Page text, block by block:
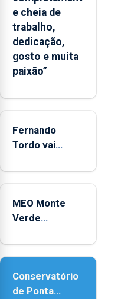
“decréscimo
significativo”
da
CPUE
entre
2022
e cheia de
trabalho,
dedicação,
gosto e muita
paixão”
Fernando
Tordo vai
anos de
Coliseu
Micaelense
MEO Monte
Verde
reforço da
Conservatório
de Ponta